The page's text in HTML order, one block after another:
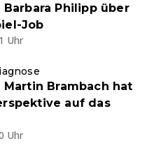
Philipp über
Job
Uhr
Brambach hat
auf das
Uhr